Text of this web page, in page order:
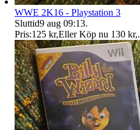
WWE 2K16 - Playstation 3
Sluttid9 aug 09:13.
Pris:125 kr,Eller Köp nu 130 kr,.